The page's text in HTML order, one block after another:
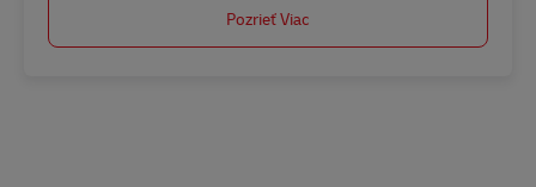
Pozrieť Viac